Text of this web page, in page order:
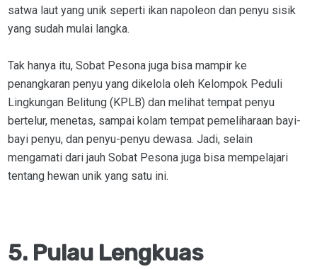
satwa laut yang unik seperti ikan napoleon dan penyu sisik
yang sudah mulai langka.
Tak hanya itu, Sobat Pesona juga bisa mampir ke
penangkaran penyu yang dikelola oleh Kelompok Peduli
Lingkungan Belitung (KPLB) dan melihat tempat penyu
bertelur, menetas, sampai kolam tempat pemeliharaan bayi-
bayi penyu, dan penyu-penyu dewasa. Jadi, selain
mengamati dari jauh Sobat Pesona juga bisa mempelajari
tentang hewan unik yang satu ini.
5. Pulau Lengkuas